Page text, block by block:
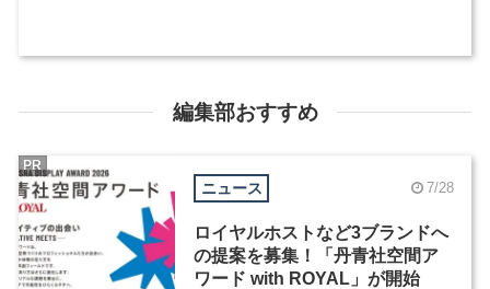
編集部おすすめ
ニュース 7/28
ロイヤルホストなど3ブランドへ
の提案を募集！「丹青社空間ア
ワード with ROYAL」が開始
PR